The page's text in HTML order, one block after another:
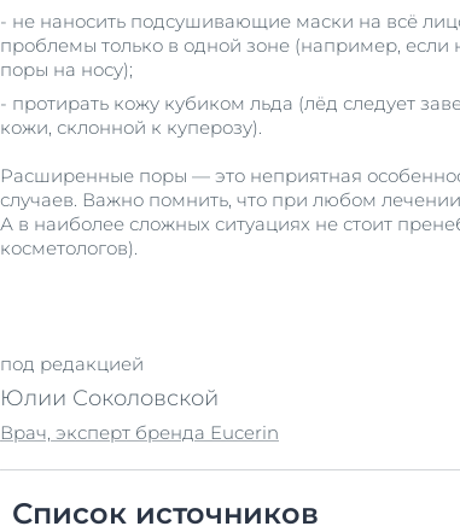
- не наносить подсушивающие маски на всё
проблемы только в одной зоне (например, если
поры на носу);
- протирать кожу кубиком льда (лёд следует
кожи, склонной к куперозу).
Расширенные поры — это неприятная
случаев. Важно помнить, что при любом
А в наиболее сложных ситуациях не стоит
косметологов).
под редакцией
Юлии Соколовской
Врач, эксперт бренда Eucerin
Список источников